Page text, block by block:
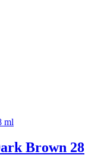
Brown 28